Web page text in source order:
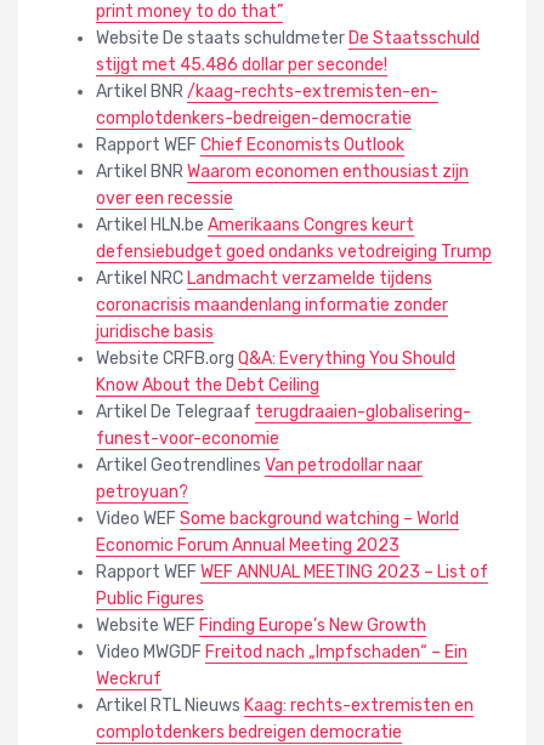
print money to do that”
Website De staats schuldmeter De Staatsschuld
stijgt met 45.486 dollar per seconde!
Artikel BNR/kaag-rechts-extremisten-en-
complotdenkers-bedreigen-democratie
Rapport WEF Chief Economists Outlook
Artikel BNRWaarom economen enthousiast zijn
over een recessie
Artikel HLN.be Amerikaans Congres keurt
defensiebudget goed ondanks vetodreiging Trump
Artikel NRC Landmacht verzamelde tijdens
coronacrisis maandenlang informatie zonder
juridische basis
Website CRFB.org Q&A: Everything You Should
Know About the Debt Ceiling
Artikel De Telegraaf terugdraaien-globalisering-
funest-voor-economie
Artikel Geotrendlines Van petrodollar naar
petroyuan?
Video WEF Some background watching – World
Economic Forum Annual Meeting 2023
Rapport WEF WEF ANNUAL MEETING 2023 – List of
Public Figures
Website WEF Finding Europe’s New Growth
Video MWGDF Freitod nach „Impfschaden“ – Ein
Weckruf
Artikel RTL Nieuws Kaag: rechts-extremisten en
complotdenkers bedreigen democratie